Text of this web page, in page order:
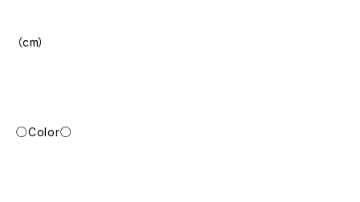
（cm）
○Color○